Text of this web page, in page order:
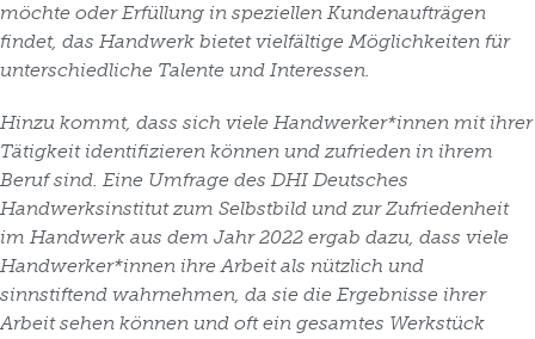
möchte oder Erfüllung in speziellen Kundenaufträgen
findet, das Handwerk bietet vielfältige Möglichkeiten für
unterschiedliche Talente und Interessen.
Hinzu kommt, dass sich viele Handwerker*innen mit ihrer
Tätigkeit identifizieren können und zufrieden in ihrem
Beruf sind. Eine Umfrage des DHI Deutsches
Handwerksinstitut zum Selbstbild und zur Zufriedenheit
im Handwerk aus dem Jahr 2022 ergab dazu, dass viele
Handwerker*innen ihre Arbeit als nützlich und
sinnstiftend wahrnehmen, da sie die Ergebnisse ihrer
Arbeit sehen können und oft ein gesamtes Werkstück